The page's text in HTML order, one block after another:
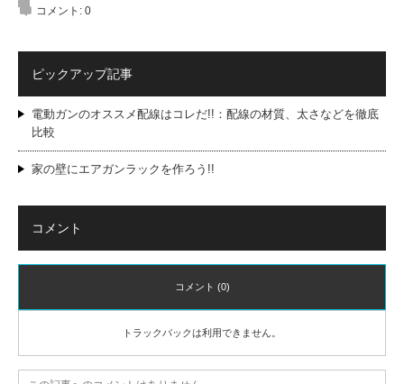
コメント: 0
ピックアップ記事
電動ガンのオススメ配線はコレだ!!：配線の材質、太さなどを徹底
比較
家の壁にエアガンラックを作ろう!!
コメント
コメント (0)
トラックバックは利用できません。